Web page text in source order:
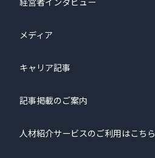
メディア
キャリア記事
記事掲載のご案内
人材紹介サービスのご利用はこちら